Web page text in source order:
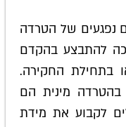
נפגעים של הטרדה
להתבצע בהקדם
בתחילת החקירה.
מינית הם
לקבוע את מידת